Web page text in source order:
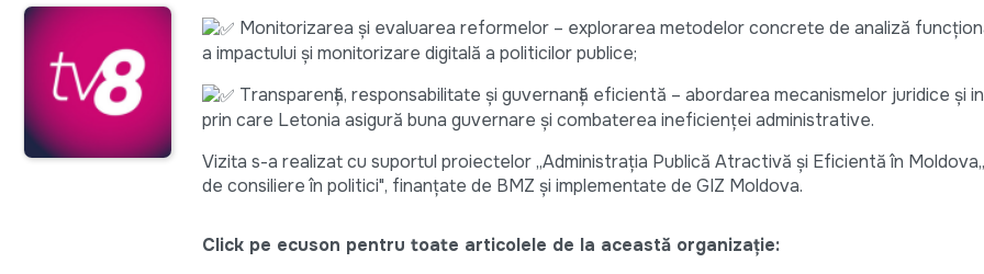
Monitorizarea și evaluarea reformelor – explorarea metodelor concrete de analiză
a impactului și monitorizare digitală a politicilor publice;
Transparență, responsabilitate și guvernanță eficientă – abordarea mecanismelor juridice și
prin care Letonia asigură buna guvernare și combaterea ineficienței administrative.
Vizita s-a realizat cu suportul proiectelor ,,Administrația Publică Atractivă și Eficientă în
de consiliere în politici", finanțate de BMZ și implementate de GIZ Moldova.
Click pe ecuson pentru toate articolele de la această organizație: